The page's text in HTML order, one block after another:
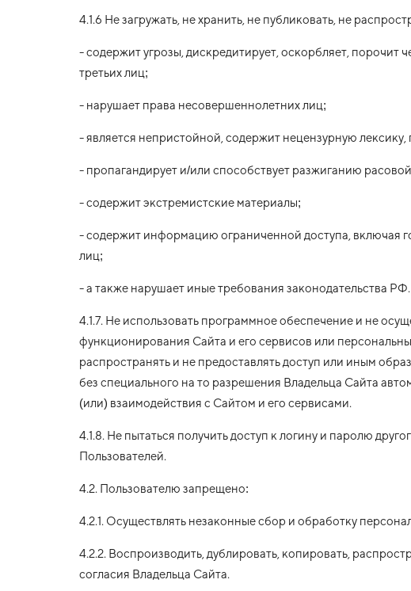
4.1.6 Не загружать, не хранить, не публиковать, не
- содержит угрозы, дискредитирует, оскорбляет, порочит
третьих лиц;
- нарушает права несовершеннолетних лиц;
- является непристойной, содержит нецензурную
- пропагандирует и/или способствует разжиганию
- содержит экстремистские материалы;
- содержит информацию ограниченной доступа, включая
лиц;
- а также нарушает иные требования законодательства РФ.
4.1.7. Не использовать программное обеспечение и не
функционирования Сайта и его сервисов или
распространять и не предоставлять доступ или иным
без специального на то разрешения Владельца Сайта
(или) взаимодействия с Сайтом и его сервисами.
4.1.8. Не пытаться получить доступ к логину и паролю
Пользователей.
4.2. Пользователю запрещено:
4.2.1. Осуществлять незаконные сбор и обработку
4.2.2. Воспроизводить, дублировать, копировать,
согласия Владельца Сайта.